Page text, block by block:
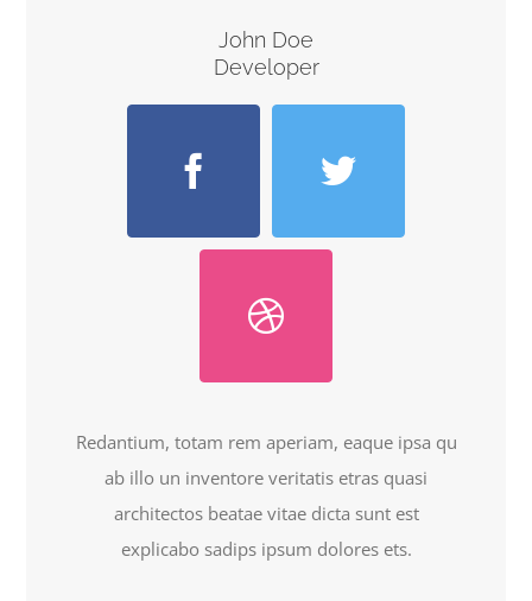
John Doe
Developer
Redantium, totam rem aperiam, eaque ipsa qu
ab illo un inventore veritatis etras quasi
architectos beatae vitae dicta sunt est
explicabo sadips ipsum dolores ets.